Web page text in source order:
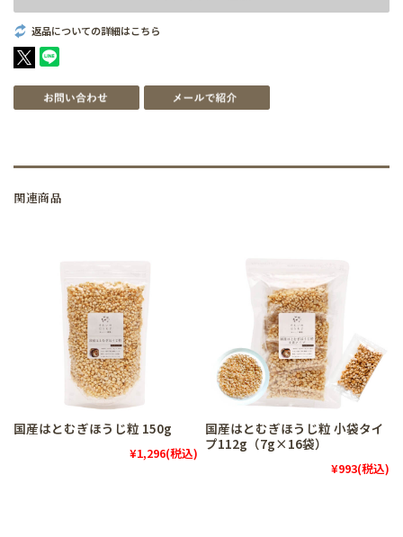
返品についての詳細はこちら
関連商品
国産はとむぎほうじ粒 150g
¥1,296(税込)
国産はとむぎほうじ粒 小袋タイ
プ112g（7g×16袋）
¥993(税込)